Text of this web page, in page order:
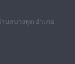
บลบางพูด อำเภอ